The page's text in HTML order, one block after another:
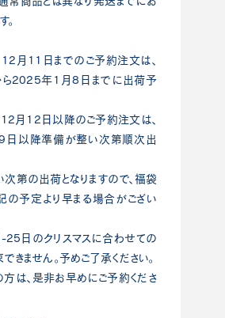
。
月11日までのご予約注文は、
2025年1月8日までに出荷予
月12日以降のご予約注文は、
以降準備が整い次第順次出
第の出荷となりますので、福袋
の予定より早まる場合がござい
日のクリスマスに合わせての
きません。予めご了承ください。
は、是非お早めにご予約くださ